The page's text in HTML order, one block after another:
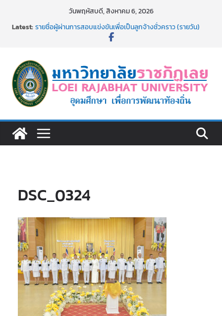
วันพฤหัสบดี, สิงหาคม 6, 2026
Latest:ม.ราชภัฏเลย จัดกิจกรรมจิตอาสาบำเพ็ญสาธารณประโยชน์ และ
เงินรายได้
รายชื่อผู้มีสิทธิเข้าพักอาศัยอาคารชุดสำหรับบุคลากร สาย
สนับสนุน สังกัดมหาวิทยาลัยราชภัฏเลย ครั้งที่ 2/2569
ม.ราชภัฏเลย ประชุมคณาจารย์ประจำ ครั้งที่ 1/2569
ประกาศผู้ชนะการเสนอราคา จ้างทำปกปริญญาบัตร จำนวน
DSC_0324